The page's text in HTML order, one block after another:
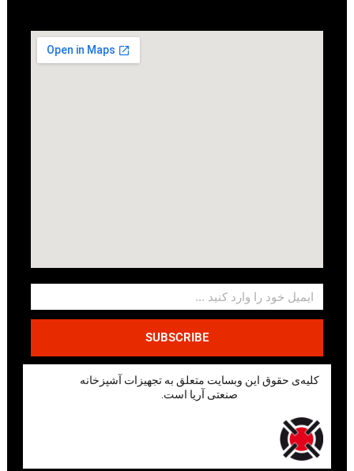
SUBSCRIBE
کلیه‌ی حقوق این وبسایت متعلق به تجهیزات آشپزخانه
صنعتی آریا است.